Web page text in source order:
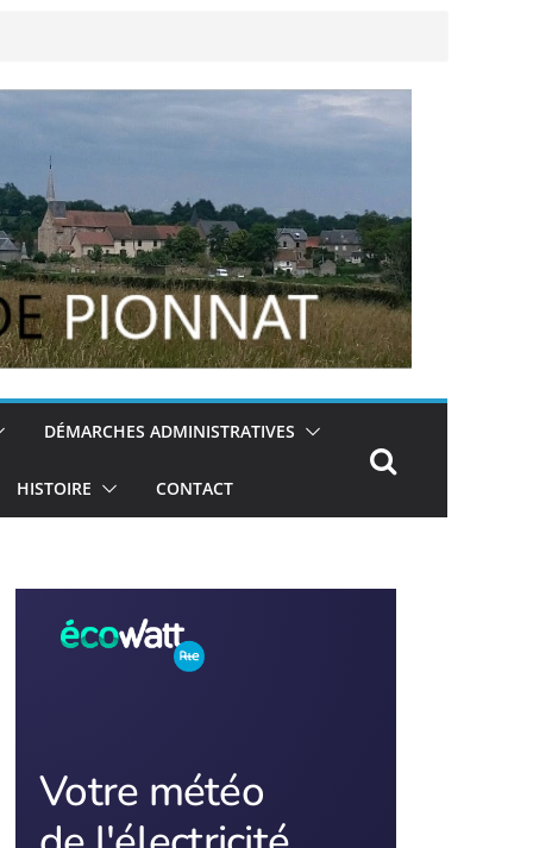
DÉMARCHES ADMINISTRATIVES
HISTOIRE CONTACT